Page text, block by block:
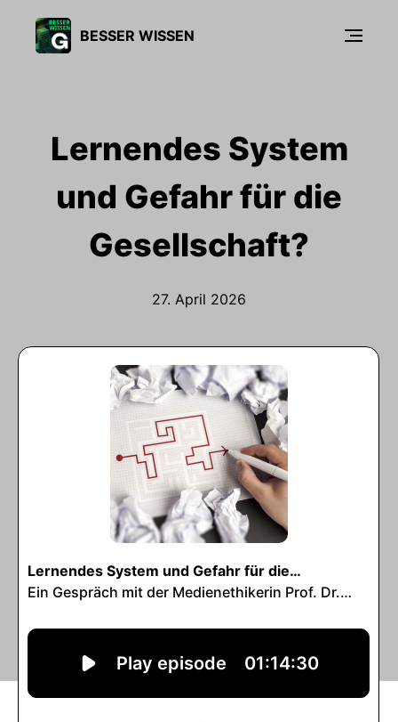
BESSER WISSEN
Lernendes System
und Gefahr für die
Gesellschaft?
27. April 2026